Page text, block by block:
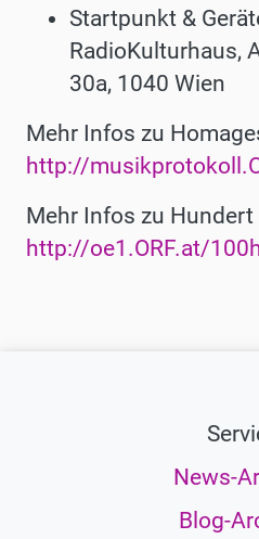
Startpunkt &
RadioKulturhaus,
30a, 1040 Wien
Mehr Infos zu
http://
Mehr Infos zu Hundert
http://oe1.ORF.at/
News-
Blog-